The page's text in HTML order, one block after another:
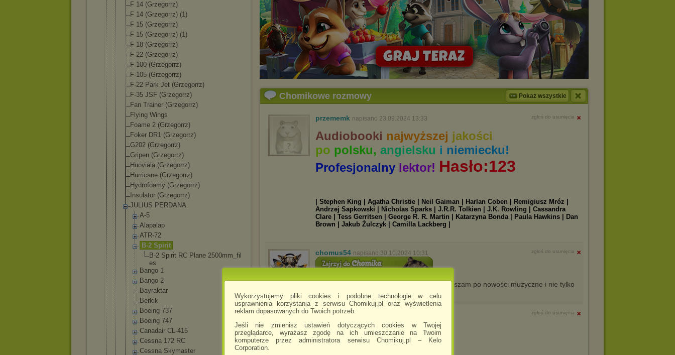
Wykorzystujemy pliki cookies i podobne technologie w celu
usprawnienia korzystania z serwisu Chomikuj.pl oraz wyświetlenia
reklam dopasowanych do Twoich potrzeb.
Jeśli nie zmienisz ustawień dotyczących cookies w Twojej
przeglądarce, wyrażasz zgodę na ich umieszczanie na Twoim
komputerze przez administratora serwisu Chomikuj.pl – Kelo
Corporation.
F 14 (Grzegorrz)
F 14 (Grzegorrz) (1)
F 15 (Grzegorrz)
F 15 (Grzegorrz) (1)
F 18 (Grzegorrz)
F 22 (Grzegorrz)
F-100 (Grzegorrz)
F-105 (Grzegorrz)
F-22 Park Jet (Grzegorrz)
F-35 JSF (Grzegorrz)
Fan Trainer (Grzegorrz)
Flying Wings
Foame 2 (Grzegorrz)
Foker DR1 (Grzegorrz)
G202 (Grzegorrz)
Gripen (Grzegorrz)
Huoviala (Grzegorrz)
Hurricane (Grzegorrz)
Hydrofoamy (Grzegorrz)
Insulator (Grzegorrz)
JULIUS PERDANA
A-5
Alapalap
ATR-72
B-2 Spirit
B-2 Spirit RC Plane 2500mm_fil
es
Bango 1
Bango 2
Bayraktar
Berkik
Boeing 737
Boeing 747
Canadair CL-415
Cessna 172 RC
Cessna Skymaster
Chomikowe rozmowy Pokaż wszystkie
przememk napisano 23.09.2024 13:33 zgłoś do usunięcia
Audiobooki najwyższej jakości
po polsku, angielsku i niemiecku!
Profesjonalny lektor! Hasło:123
| Stephen King | Agatha Christie | Neil Gaiman | Harlan Coben | Remigiusz Mróz |
Andrzej Sapkowski | Nicholas Sparks | J.R.R. Tolkien | J.K. Rowling | Cassandra
Clare | Tess Gerritsen | George R. R. Martin | Katarzyna Bonda | Paula Hawkins | Dan
Brown | Jakub Żulczyk | Camilla Lackberg |
chomus54 napisano 30.10.2024 10:31 zgłoś do usunięcia
Zapraszam po nowości muzyczne i nie tylko
częste aktualizacje w paczkach
Najlepszyy2732 zgłoś do usunięcia
Zapraszam